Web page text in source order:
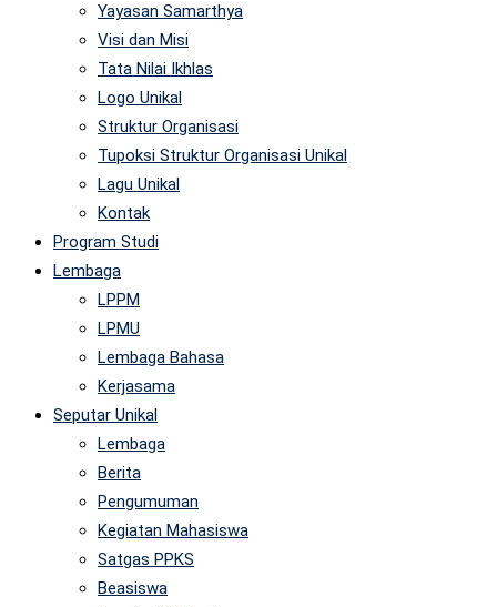
Yayasan Samarthya
Visi dan Misi
Tata Nilai Ikhlas
Logo Unikal
Struktur Organisasi
Tupoksi Struktur Organisasi Unikal
Lagu Unikal
Kontak
Program Studi
Lembaga
LPPM
LPMU
Lembaga Bahasa
Kerjasama
Seputar Unikal
Lembaga
Berita
Pengumuman
Kegiatan Mahasiswa
Satgas PPKS
Beasiswa